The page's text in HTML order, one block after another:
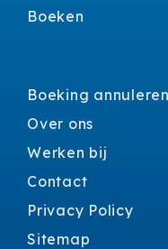
Boeken
Boeking annuleren
Over ons
Werken bij
Contact
Privacy Policy
Sitemap